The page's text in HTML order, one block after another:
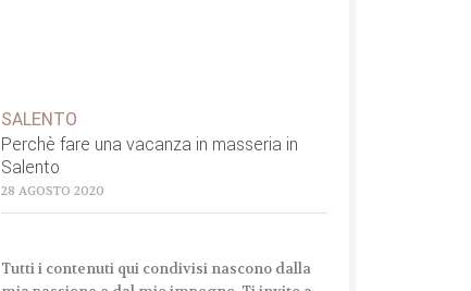
SALENTO
Perchè fare una vacanza in masseria in
Salento
28 AGOSTO 2020
Tutti i contenuti qui condivisi nascono dalla